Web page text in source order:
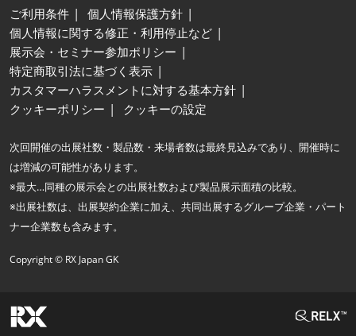
ご利用条件
個人情報保護方針
個人情報に関する修正・利用停止など
展示会・セミナー参加ポリシー
特定商取引法に基づく表示
カスタマーハラスメントに対する基本方針
クッキーポリシー
クッキーの設定
次回開催の出展社数・製品数・来場者数は最終見込みであり、開催時に
は増減の可能性があります。
※最大…同種の展示会との出展社数および製品展示面積の比較。
※出展社数は、出展契約企業に加え、共同出展するグループ企業・パート
ナー企業数も含みます。
Copyright © RX Japan GK